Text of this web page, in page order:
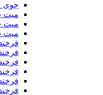
جوی
میت
میت
میت